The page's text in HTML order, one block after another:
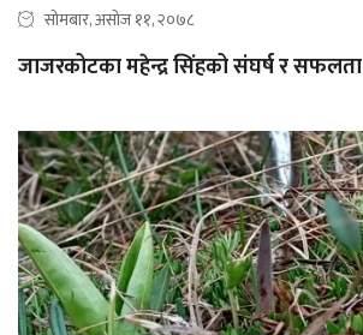
सोमबार, असोज ११, २०७८
जाजरकोटका महेन्द्र सिंहको संघर्ष र सफलता